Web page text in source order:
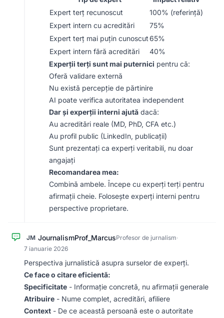
Expert terț recunoscut
100% (referință)
Expert intern cu acreditări
75%
Expert terț mai puțin cunoscut65%
Expert intern fără acreditări
40%
Experții terți sunt mai puternici pentru că:
Oferă validare externă
Nu există percepție de părtinire
AI poate verifica autoritatea independent
Dar și experții interni ajută dacă:
Au acreditări reale (MD, PhD, CFA etc.)
Au profil public (LinkedIn, publicații)
Sunt prezentați ca experți veritabili, nu doar
angajați
Recomandarea mea:
Combină ambele. Începe cu experți terți pentru
afirmații cheie. Folosește experți interni pentru
perspective proprietare.
JM JournalismProf_MarcusProfesor de jurnalism·
7 ianuarie 2026
Perspectiva jurnalistică asupra surselor de experți.
Ce face o citare eficientă:
Specificitate - Informație concretă, nu afirmații generale
Atribuire - Nume complet, acreditări, afiliere
Context - De ce această persoană este o autoritate